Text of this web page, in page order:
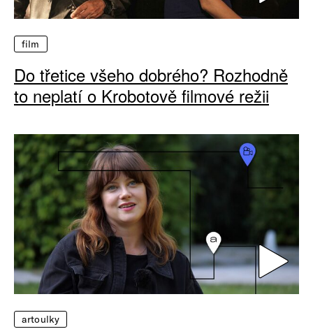
film
Do třetice všeho dobrého? Rozhodně
to neplatí o Krobotově filmové režii
artoulky